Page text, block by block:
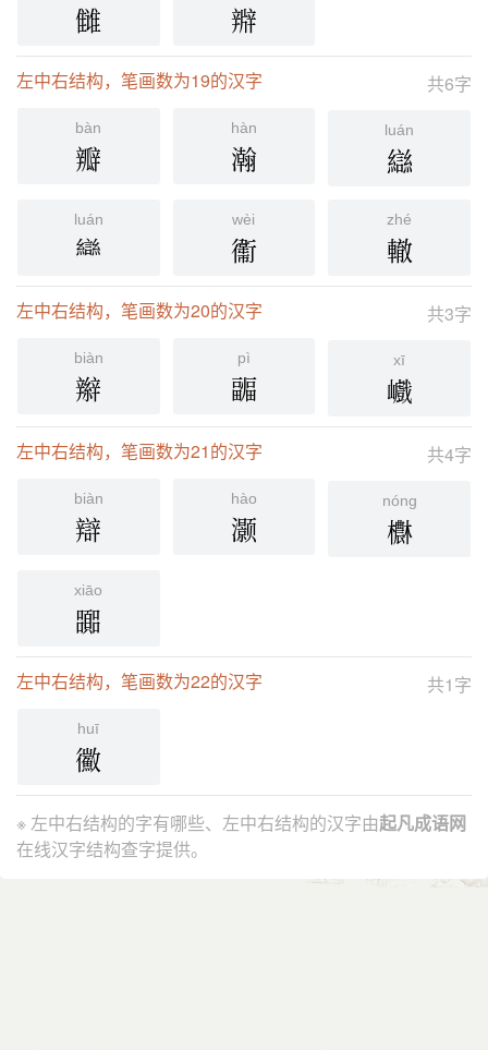
雠 㸤
共6字
左中右结构，笔画数为19的汉字
bàn
瓣
hàn
瀚
luán
䜌
luán
龻
wèi
䘙
zhé
轍
共3字
左中右结构，笔画数为20的汉字
biàn
辮
pì
疈
xī
巇
共4字
左中右结构，笔画数为21的汉字
biàn
辯
hào
灏
nóng
欁
xiāo
嚻
共1字
左中右结构，笔画数为22的汉字
huī
鰴
※ 左中右结构的字有哪些、左中右结构的汉字由起凡成语网
在线汉字结构查字提供。